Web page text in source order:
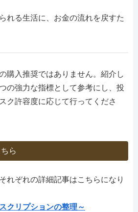
れる生活に、お金の流れを戻すた
購入推奨ではありません。紹介し
の強力な指標として参考にし、投
ク許容度に応じて行ってくださ
ら
れぞれの詳細記事はこちらになり
クリプションの整理～